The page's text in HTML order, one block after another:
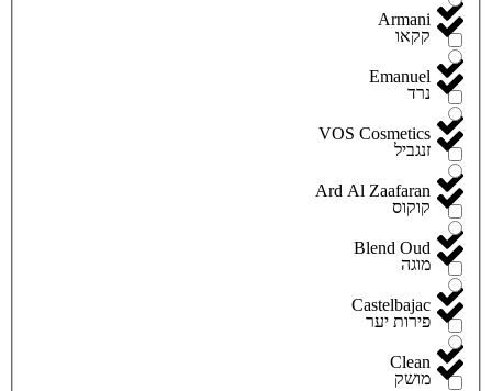
Armani
Emanuel
VOS Cosmetics
Ard Al Zaafaran
Blend Oud
Castelbajac
Clean
קקאו
נרד
זנגביל
קוקוס
מוגה
פירות יער
מושק